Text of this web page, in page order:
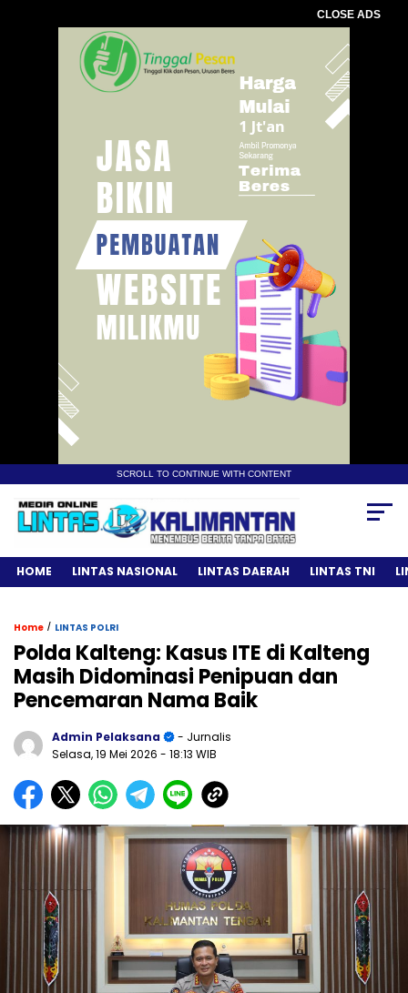
CLOSE ADS
SCROLL TO CONTINUE WITH CONTENT
HOME LINTAS NASIONAL LINTAS DAERAH LINTAS TNI
Home / LINTAS POLRI
Polda Kalteng: Kasus ITE di Kalteng
Masih Didominasi Penipuan dan
Pencemaran Nama Baik
Admin Pelaksana
- Jurnalis
Selasa, 19 Mei 2026 - 18:13 WIB